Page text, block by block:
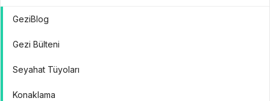
GeziBlog
Gezi Bülteni
Seyahat Tüyoları
Konaklama